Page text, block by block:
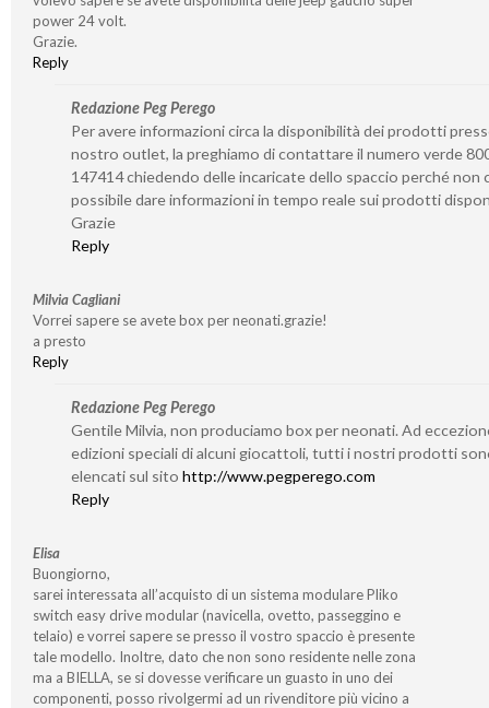
power 24 volt.
Grazie.
Reply
Redazione Peg Perego
Per avere informazioni circa la disponibilità dei prodotti
nostro outlet, la preghiamo di contattare il numero verde
147414 chiedendo delle incaricate dello spaccio perché non
possibile dare informazioni in tempo reale sui prodotti
Grazie
Reply
Milvia Cagliani
Vorrei sapere se avete box per neonati.grazie!
a presto
Reply
Redazione Peg Perego
Gentile Milvia, non produciamo box per neonati. Ad
edizioni speciali di alcuni giocattoli, tutti i nostri prodotti
elencati sul sito http://www.pegperego.com
Reply
Elisa
Buongiorno,
sarei interessata all’acquisto di un sistema modulare Pliko
switch easy drive modular (navicella, ovetto, passeggino e
telaio) e vorrei sapere se presso il vostro spaccio è presente
tale modello. Inoltre, dato che non sono residente nelle zona
ma a BIELLA, se si dovesse verificare un guasto in uno dei
componenti, posso rivolgermi ad un rivenditore più vicino a